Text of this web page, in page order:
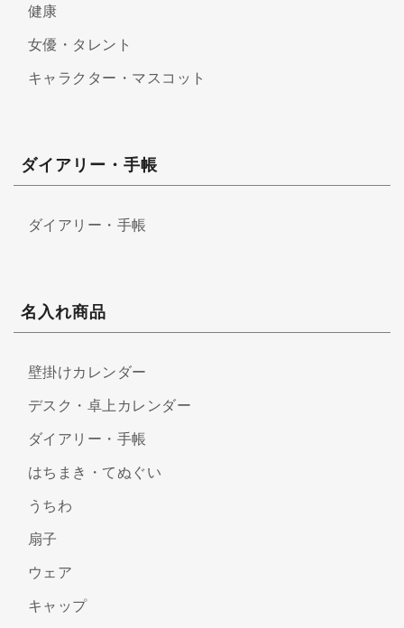
健康
女優・タレント
キャラクター・マスコット
ダイアリー・手帳
ダイアリー・手帳
名入れ商品
壁掛けカレンダー
デスク・卓上カレンダー
ダイアリー・手帳
はちまき・てぬぐい
うちわ
扇子
ウェア
キャップ